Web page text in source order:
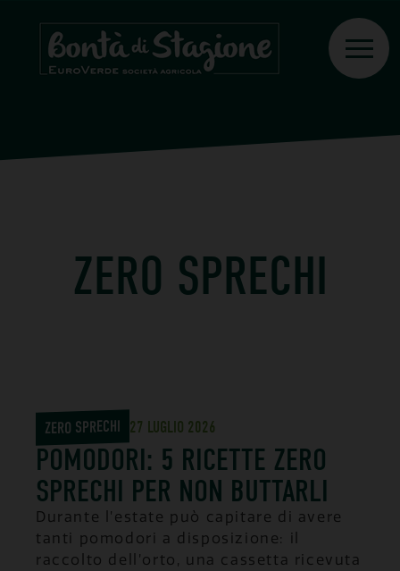
ZERO SPRECHI
ZERO SPRECHI 27 LUGLIO 2026
POMODORI: 5 RICETTE ZERO
SPRECHI PER NON BUTTARLI
Durante l’estate può capitare di avere
tanti pomodori a disposizione: il
raccolto dell’orto, una cassetta ricevuta